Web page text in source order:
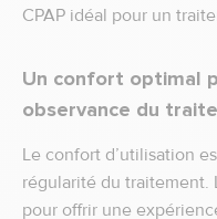
CPAP idéal pour un
Un confort optimal
observance du
Le confort d’utilisation
régularité du traitement.
pour offrir une